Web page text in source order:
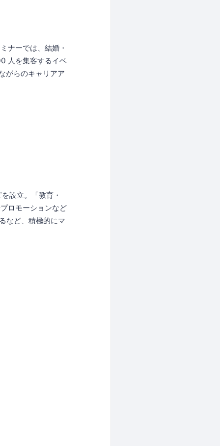
ナーでは、結婚・
人を集客するイベ
がらのキャリアア
設立。「教育・
ロモーションなど
など、積極的にマ